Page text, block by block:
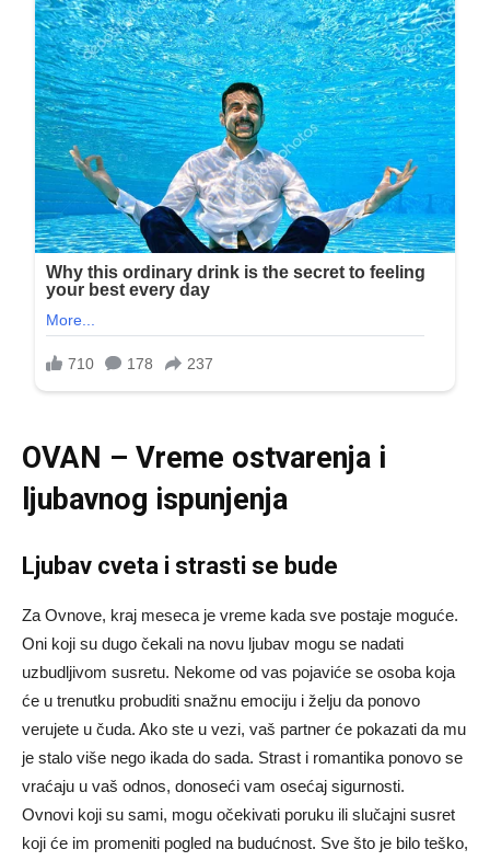
OVAN – Vreme ostvarenja i
ljubavnog ispunjenja
Ljubav cveta i strasti se bude
Za Ovnove, kraj meseca je vreme kada sve postaje moguće.
Oni koji su dugo čekali na novu ljubav mogu se nadati
uzbudljivom susretu. Nekome od vas pojaviće se osoba koja
će u trenutku probuditi snažnu emociju i želju da ponovo
verujete u čuda. Ako ste u vezi, vaš partner će pokazati da mu
je stalo više nego ikada do sada. Strast i romantika ponovo se
vraćaju u vaš odnos, donoseći vam osećaj sigurnosti.
Ovnovi koji su sami, mogu očekivati poruku ili slučajni susret
koji će im promeniti pogled na budućnost. Sve što je bilo teško,